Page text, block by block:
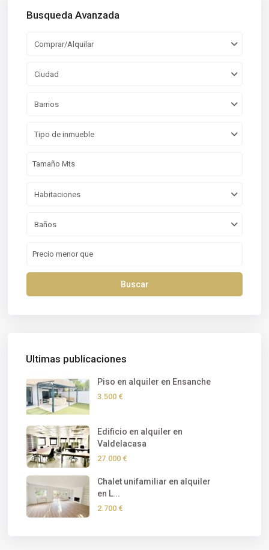
Busqueda Avanzada
Comprar/Alquilar
Ciudad
Barrios
Tipo de inmueble
Habitaciones
Baños
Buscar
Ultimas publicaciones
Piso en alquiler en Ensanche
3.500 €
Edificio en alquiler en
Valdelacasa
27.000 €
Chalet unifamiliar en alquiler
en L...
2.700 €